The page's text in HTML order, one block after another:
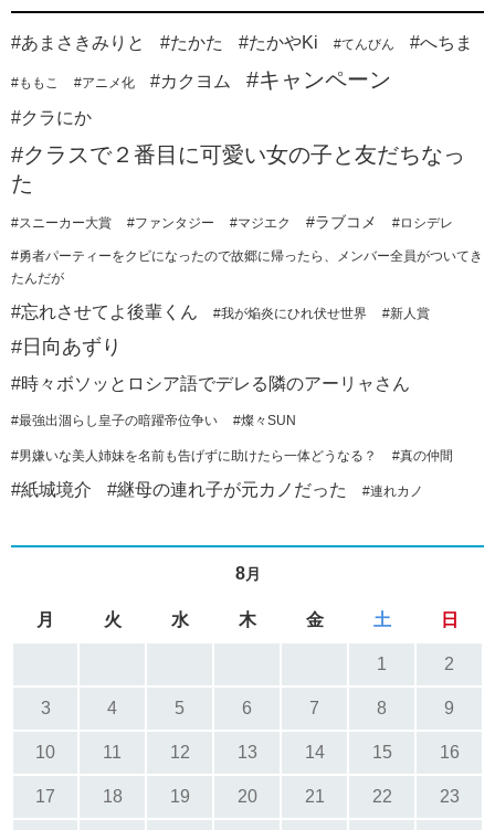
#あまさきみりと #たかた #たかやKi #てんびん #へちま
#ももこ #アニメ化 #カクヨム #キャンペーン
#クラにか
#クラスで２番目に可愛い女の子と友だちなっ
た
#スニーカー大賞 #ファンタジー #マジエク #ラブコメ #ロシデレ
#勇者パーティーをクビになったので故郷に帰ったら、メンバー全員がついてき
たんだが
#忘れさせてよ後輩くん #我が焔炎にひれ伏せ世界 #新人賞
#日向あずり
#時々ボソッとロシア語でデレる隣のアーリャさん
#最強出涸らし皇子の暗躍帝位争い #燦々SUN
#男嫌いな美人姉妹を名前も告げずに助けたら一体どうなる？ #真の仲間
#紙城境介 #継母の連れ子が元カノだった #連れカノ
8月
月 火 水 木 金 土 日
1 2
3 4 5 6 7 8 9
10 11 12 13 14 15 16
17 18 19 20 21 22 23